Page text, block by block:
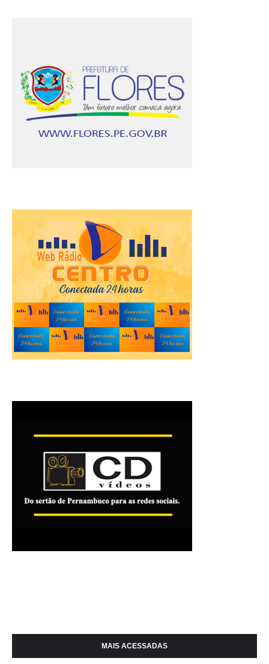
MAIS ACESSADAS